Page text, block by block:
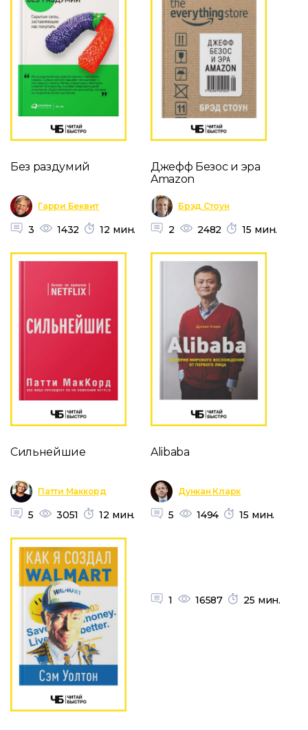
Без раздумий
Гарри Беквит
3 1432 12 мин.
Джефф Безос и эра
Amazon
Брэд Стоун
2 2482 15 мин.
Сильнейшие
Патти Маккорд
5 3051 12 мин.
Alibaba
Дункан Кларк
5 1494 15 мин.
1 16587 25 мин.